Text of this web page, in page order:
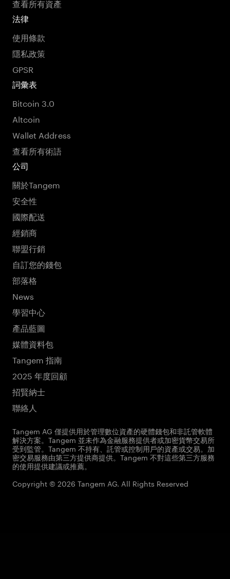
查看所有資產
法律
使用條款
隱私政策
GPSR
詞彙表
Bitcoin 3.0
Altcoin
Wallet Address
查看所有術語
公司
關於Tangem
安全性
國際配送
經銷商
聯盟行銷
自訂您的錢包
部落格
News
學習中心
產品藍圖
媒體資料包
Tangem 指南
2025 年度回顧
招賢納士
聯絡人
Tangem AG 僅提供用於管理數位資產的硬體錢包和非託管軟體
解決方案。Tangem 並未作為金融服務提供者或加密貨幣交易所
受到監管。Tangem 不持有、託管或控制用戶的資產或交易。加
密交易服務由第三方提供商提供。Tangem 不對這些第三方服務
的使用提供建議或推薦。